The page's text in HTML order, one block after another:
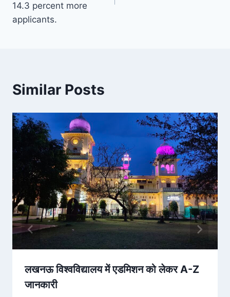
14.3 percent more
applicants.
Similar Posts
लखनऊ विश्वविद्यालय में एडमिशन को लेकर A-Z
जानकारी